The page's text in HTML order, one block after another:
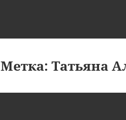
Метка:Татьяна